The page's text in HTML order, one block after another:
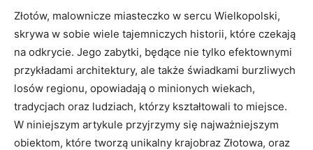
Złotów,⁢ malownicze miasteczko w sercu Wielkopolski,
skrywa ⁢w sobie​ wiele tajemniczych ‍historii, ‌które czekają
na odkrycie. Jego zabytki,​ będące nie tylko ⁤efektownymi
przykładami architektury, ‍ale także świadkami burzliwych
losów⁤ regionu, opowiadają⁢ o minionych wiekach,
tradycjach oraz ludziach, którzy kształtowali to ‌miejsce.
W niniejszym ‌artykule przyjrzymy‍ się najważniejszym
obiektom, które tworzą unikalny krajobraz Złotowa, oraz